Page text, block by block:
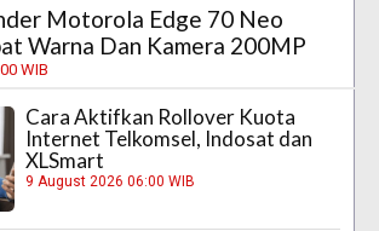
Motorola Edge 70 Neo
Warna Dan Kamera 200MP
WIB
Cara Aktifkan Rollover Kuota
Internet Telkomsel, Indosat dan
XLSmart
9 August 2026 06:00 WIB